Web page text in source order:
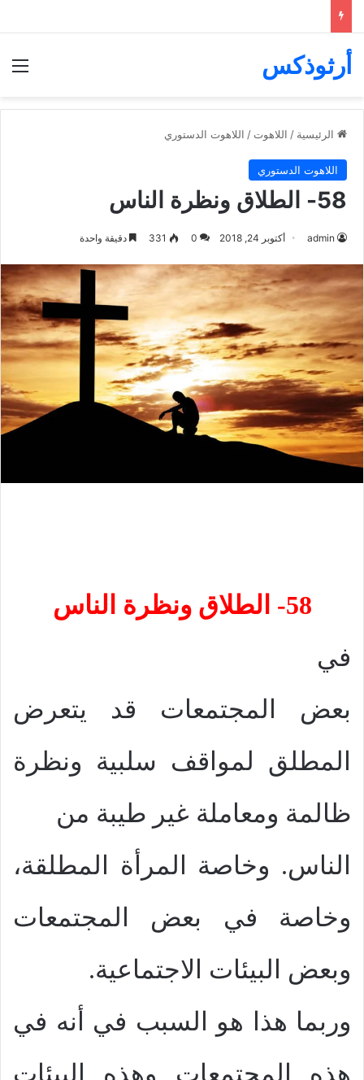
أرثوذكس
الرئيسية / اللاهوت / اللاهوت الدستوري
اللاهوت الدستوري
58- الطلاق ونظرة الناس
admin أكتوبر 24, 2018 0
331 دقيقة واحدة
58- الطلاق ونظرة الناس
في
بعض المجتمعات قد يتعرض
المطلق لمواقف سلبية ونظرة
ظالمة ومعاملة غير طيبة من
الناس. وخاصة المرأة المطلقة،
وخاصة في بعض المجتمعات
وبعض البيئات الاجتماعية.
وربما هذا هو السبب في أنه في
هذه المجتمعات وهذه البيئات